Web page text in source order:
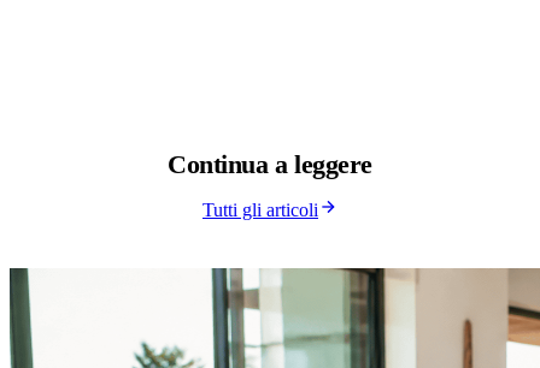
Continua aleggere
Tutti gli articoli